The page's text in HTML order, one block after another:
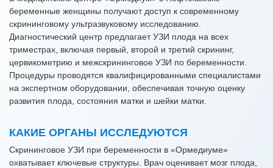
беременные женщины получают доступ к современному
скрининговому ультразвуковому исследованию.
Диагностический центр предлагает УЗИ плода на всех
триместрах, включая первый, второй и третий скрининг,
цервикометрию и межскрининговое УЗИ по беременности.
Процедуры проводятся квалифицированными специалистами
на экспертном оборудовании, обеспечивая точную оценку
развития плода, состояния матки и шейки матки.
КАКИЕ ОРГАНЫ ИССЛЕДУЮТСЯ
Скрининговое УЗИ при беременности в «Ормедиуме»
охватывает ключевые структуры. Врач оценивает мозг плода,